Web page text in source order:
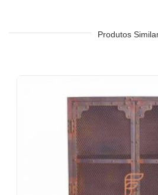
Hotel, Resort, Pousada, Motel
Eventos e banquetes
Projetos chave na mão, contratos
habitacionais
Móveis para arquitetos e designers
Importadores e exportadores de
Desenhos de exportação de móveis
Lojas de móveis e cadeias de varejo
Produtos